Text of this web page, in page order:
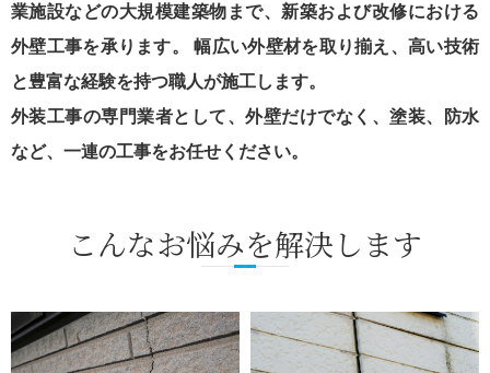
業施設などの大規模建築物まで、新築および改修における
外壁工事を承ります。 幅広い外壁材を取り揃え、高い技術
と豊富な経験を持つ職人が施工します。
外装工事の専門業者として、外壁だけでなく、塗装、防水
など、一連の工事をお任せください。
こんなお悩みを解決します